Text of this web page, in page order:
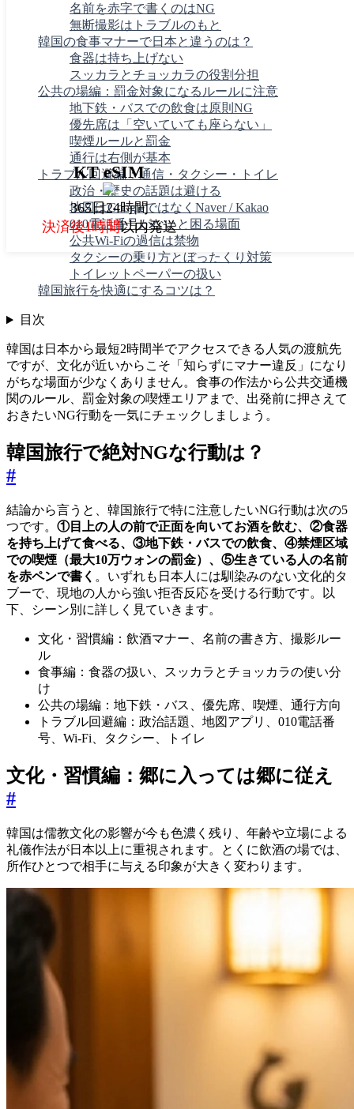
KT eSIM
365日24時間
決済後1時間以内発送
名前を赤字で書くのはNG
無断撮影はトラブルのもと
韓国の食事マナーで日本と違うのは？
食器は持ち上げない
スッカラとチョッカラの役割分担
公共の場編：罰金対象になるルールに注意
地下鉄・バスでの飲食は原則NG
優先席は「空いていても座らない」
喫煙ルールと罰金
通行は右側が基本
トラブル回避編：通信・タクシー・トイレ
政治・歴史の話題は避ける
地図はGoogleではなくNaver / Kakao
010電話番号がないと困る場面
公共Wi-Fiの過信は禁物
タクシーの乗り方とぼったくり対策
トイレットペーパーの扱い
韓国旅行を快適にするコツは？
目次
韓国は日本から最短2時間半でアクセスできる人気の渡航先
ですが、文化が近いからこそ「知らずにマナー違反」になり
がちな場面が少なくありません。食事の作法から公共交通機
関のルール、罰金対象の喫煙エリアまで、出発前に押さえて
おきたいNG行動を一気にチェックしましょう。
韓国旅行で絶対NGな行動は？
#
結論から言うと、韓国旅行で特に注意したいNG行動は次の5
つです。 ①目上の人の前で正面を向いてお酒を飲む、②食器
を持ち上げて食べる、③地下鉄・バスでの飲食、④禁煙区域
での喫煙（最大10万ウォンの罰金）、⑤生きている人の名前
を赤ペンで書く 。いずれも日本人には馴染みのない文化的タ
ブーで、現地の人から強い拒否反応を受ける行動です。以
下、シーン別に詳しく見ていきます。
文化・習慣編：飲酒マナー、名前の書き方、撮影ルー
ル
食事編：食器の扱い、スッカラとチョッカラの使い分
け
公共の場編：地下鉄・バス、優先席、喫煙、通行方向
トラブル回避編：政治話題、地図アプリ、010電話番
号、Wi-Fi、タクシー、トイレ
文化・習慣編：郷に入っては郷に従え
#
韓国は儒教文化の影響が今も色濃く残り、年齢や立場による
礼儀作法が日本以上に重視されます。とくに飲酒の場では、
所作ひとつで相手に与える印象が大きく変わります。